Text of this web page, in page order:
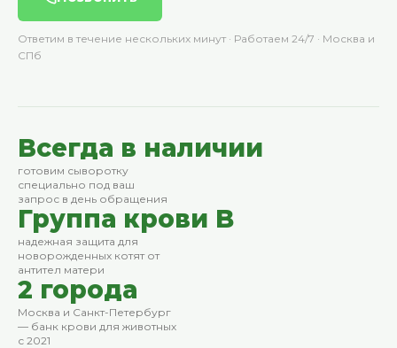
Ответим в течение нескольких минут · Работаем 24/7 · Москва и
СПб
Всегда в наличии
готовим сыворотку
специально под ваш
запрос в день обращения
Группа крови B
надежная защита для
новорожденных котят от
антител матери
2 города
Москва и Санкт-Петербург
— банк крови для животных
с 2021